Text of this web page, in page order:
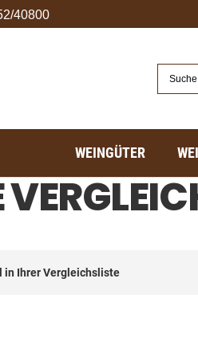
40800
WEINGÜTER
in Ihrer Vergleichsliste